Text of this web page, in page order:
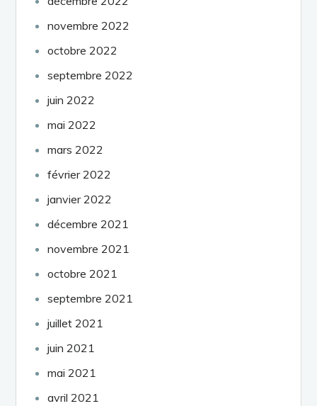
novembre 2022
octobre 2022
septembre 2022
juin 2022
mai 2022
mars 2022
février 2022
janvier 2022
décembre 2021
novembre 2021
octobre 2021
septembre 2021
juillet 2021
juin 2021
mai 2021
avril 2021